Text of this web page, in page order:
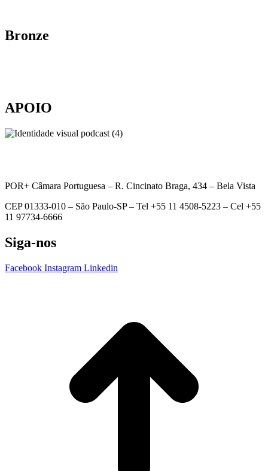
Bronze
APOIO
POR+ Câmara Portuguesa – R. Cincinato Braga, 434 – Bela Vista
CEP 01333-010 – São Paulo-SP – Tel +55 11 4508-5223 – Cel +55
11 97734-6666
Siga-nos
Facebook Instagram Linkedin